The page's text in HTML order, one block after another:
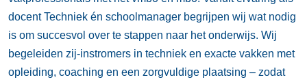
docent Techniek én schoolmanager begrijpen wij wat nodig
is om succesvol over te stappen naar het onderwijs. Wij
begeleiden zij-instromers in techniek en exacte vakken met
opleiding, coaching en een zorgvuldige plaatsing – zodat